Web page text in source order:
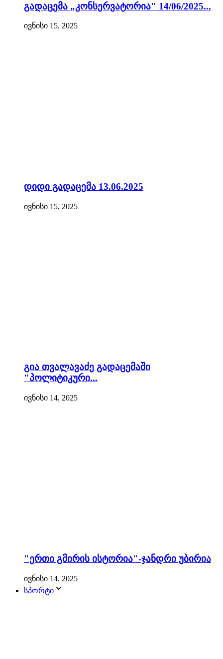
გადაცემა „კონსერვატორია" 14/06/2025...
ივნისი 15, 2025
დიდი გადაცემა 13.06.2025
ივნისი 15, 2025
გია თვალავაძე გადაცემაში
"პოლიტიკური...
ივნისი 14, 2025
"ერთი გმირის ისტორია"-ჯანდრი უბირია
ივნისი 14, 2025
სპორტი